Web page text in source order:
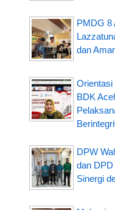
PMDG 8
dan
Orientasi
BDK
DPW
dan
Sinergi